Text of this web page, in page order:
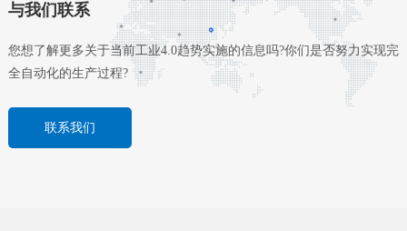
与我们联系
您想了解更多关于当前工业4.0趋势实施的信息吗?你们是否努力实现完
全自动化的生产过程?
联系我们